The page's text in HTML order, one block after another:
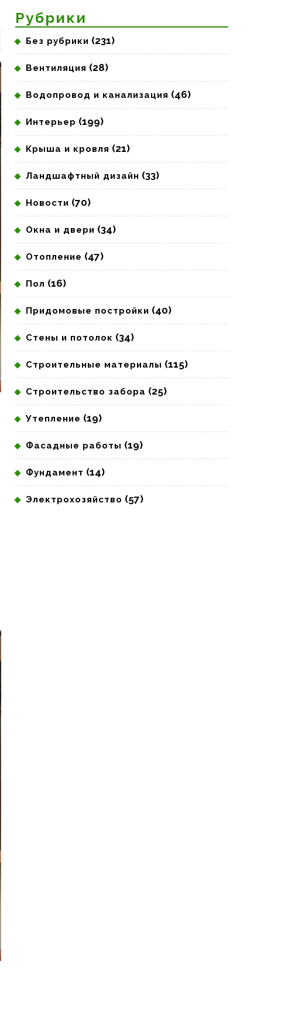
Рубрики
Без рубрики (231)
Вентиляция (28)
Водопровод и канализация (46)
Интерьер (199)
Крыша и кровля (21)
Ландшафтный дизайн (33)
Новости (70)
Окна и двери (34)
Отопление (47)
Пол (16)
Придомовые постройки (40)
Стены и потолок (34)
Строительные материалы (115)
Строительство забора (25)
Утепление (19)
Фасадные работы (19)
Фундамент (14)
Электрохозяйство (57)